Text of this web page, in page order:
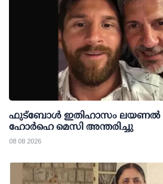
ഫുട്ബോൾ ഇതിഹാസം ലയണൽ
ഹോർഹെ മെസി അന്തരിച്ചു
08 08 2026